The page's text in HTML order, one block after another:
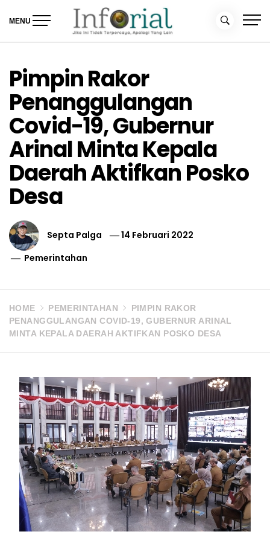
MENU
Pimpin Rakor
Penanggulangan
Covid-19, Gubernur
Arinal Minta Kepala
Daerah Aktifkan Posko
Desa
Septa Palga
14 Februari 2022
Pemerintahan
HOME PEMERINTAHAN
PIMPIN RAKOR
PENANGGULANGAN COVID-19, GUBERNUR ARINAL
MINTA KEPALA DAERAH AKTIFKAN POSKO DESA